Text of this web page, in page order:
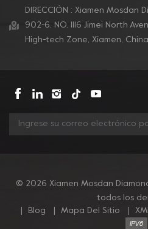
DIRECCIÓN : Xiamen Mosdan
902-6, NO. 1116 Jimei North
High-tech Zone, Xiamen,
© 2026 Xiamen Mosdan
todos los
Blog Mapa Del Sitio XML